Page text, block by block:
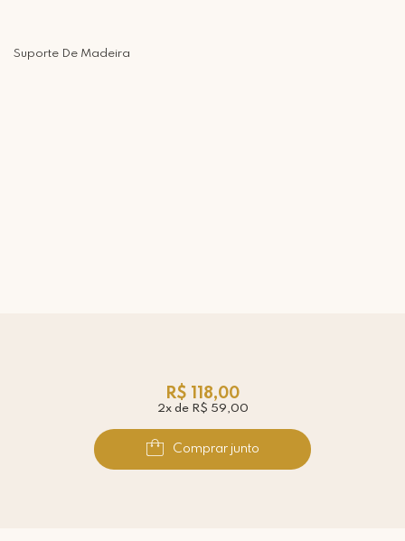
Suporte De Madeira
R$ 118,00
2x de R$ 59,00
Comprar junto